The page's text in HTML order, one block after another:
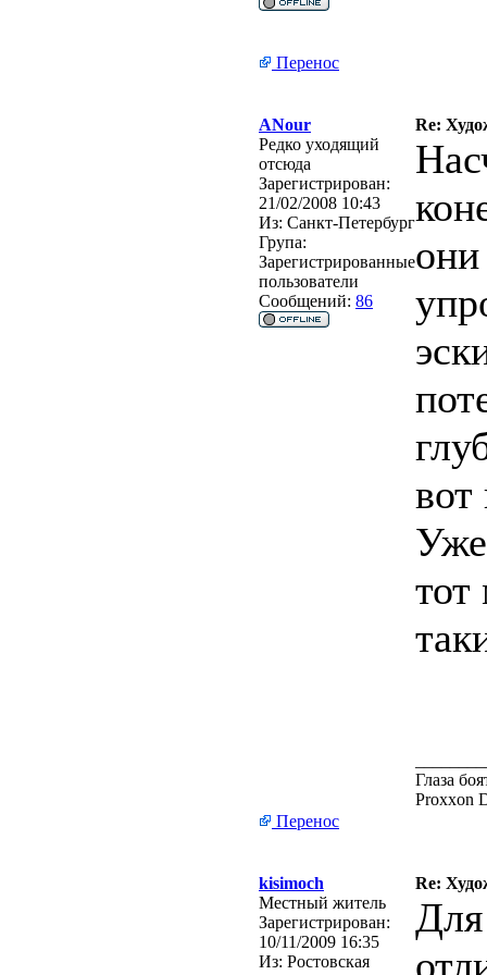
Перенос
ANour
Re:
Редко уходящий
отсюда
Зарегистрирован:
21/02/2008 10:43
Из: Санкт-Петербург
Група:
Зарегистрированные
пользователи
Сообщений: 86
они
вот
тот
Глаза
Proxxon
Перенос
kisimoch
Re:
Местный житель
Зарегистрирован:
10/11/2009 16:35
Из: Ростовская
Для